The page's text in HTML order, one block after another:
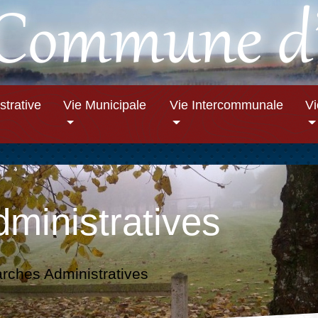
Vie Municipale Vie Intercommunale
Administratives